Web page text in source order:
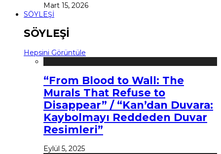
Mart 15, 2026
SÖYLEŞİ
SÖYLEŞİ
Hepsini Görüntüle
“From Blood to Wall: The
Murals That Refuse to
Disappear” / “Kan’dan Duvara:
Kaybolmayı Reddeden Duvar
Resimleri”
Eylül 5, 2025